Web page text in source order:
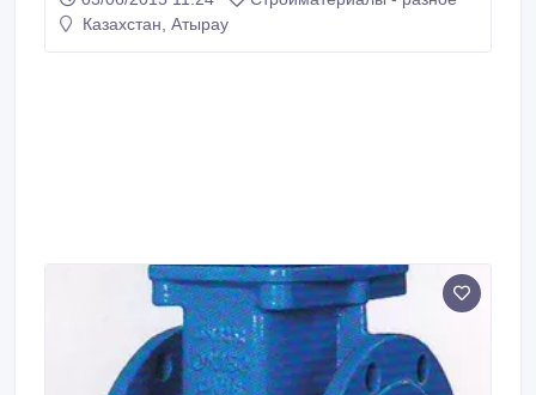
150 200 250 300.
Казахстан, Атырау